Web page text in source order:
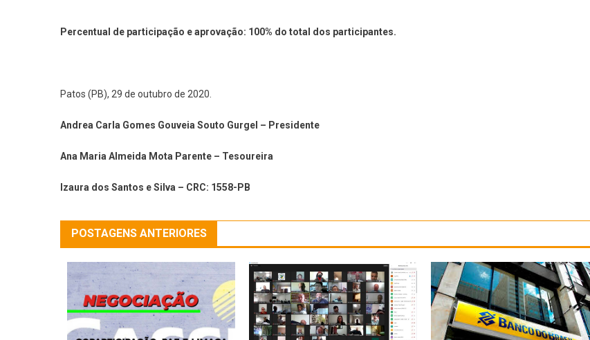
Percentual de participação e aprovação: 100% do total dos participantes.
Patos (PB), 29 de outubro de 2020.
Andrea Carla Gomes Gouveia Souto Gurgel – Presidente
Ana Maria Almeida Mota Parente – Tesoureira
Izaura dos Santos e Silva – CRC: 1558-PB
POSTAGENS ANTERIORES